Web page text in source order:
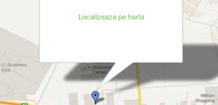
Localizeaza pe harta